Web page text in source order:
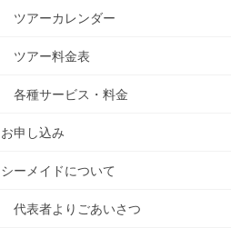
ツアーカレンダー
ツアー料金表
各種サービス・料金
お申し込み
シーメイドについて
代表者よりごあいさつ